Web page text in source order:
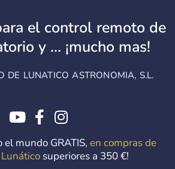
el control remoto de
y ... ¡mucho mas!
DE LUNATICO ASTRONOMIA, S.L.
el mundo GRATIS, en compras de
superiores a 350 €!